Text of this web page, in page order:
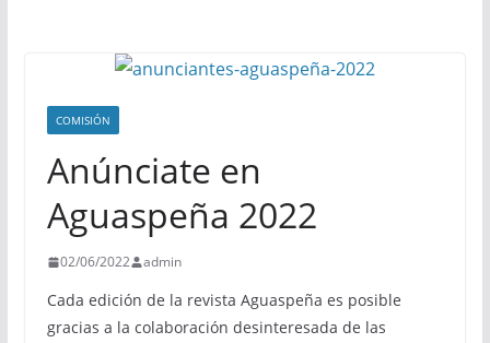
COMISIÓN
Anúnciate en
Aguaspeña 2022
02/06/2022 admin
Cada edición de la revista Aguaspeña es posible
gracias a la colaboración desinteresada de las